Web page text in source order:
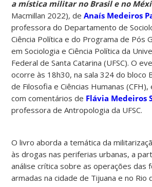
a mística militar no Brasil e no
Macmillan 2022), deAnaís Medeiros
professora do Departamento de
Ciência Política e do Programa de Pós
em Sociologia e Ciência Política da
Federal de Santa Catarina (UFSC). O
ocorre às 18h30, na sala 324 do bloco
de Filosofia e Ciências Humanas (CFH),
com comentários de Flávia Medeiros
professora de Antropologia da UFSC.
O livro aborda a temática da
às drogas nas periferias urbanas, a
análise crítica sobre as operações das
armadas na cidade de Tijuana e no Rio